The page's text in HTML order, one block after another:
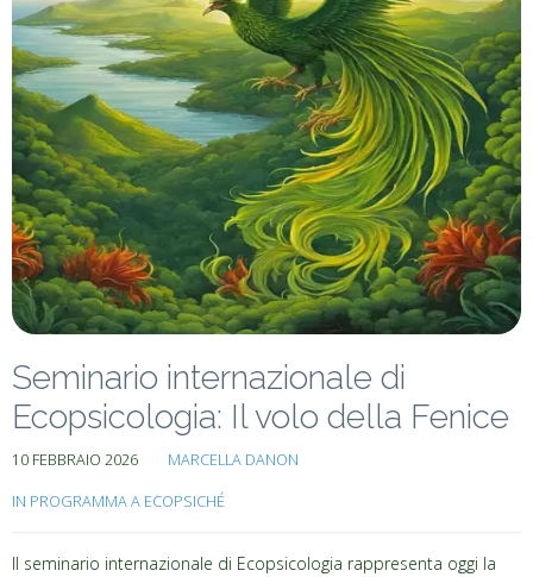
Seminario internazionale di
Ecopsicologia: Il volo della Fenice
10 FEBBRAIO 2026 MARCELLA DANON
IN PROGRAMMA A ECOPSICHÉ
Il seminario internazionale di Ecopsicologia rappresenta oggi la